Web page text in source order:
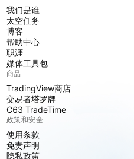
我们是谁
太空任务
博客
帮助中心
职涯
媒体工具包
商品
TradingView商店
交易者塔罗牌
C63 TradeTime
政策和安全
使用条款
免责声明
隐私政策